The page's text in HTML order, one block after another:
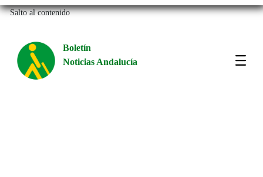
Salto al contenido
Boletín
Noticias Andalucía